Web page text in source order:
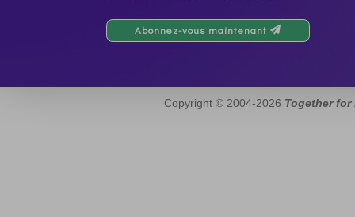
Abonnez-vous maintenant
Copyright © 2004-2026 Together for